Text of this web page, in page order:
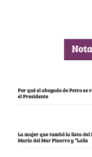
Por qué el abogado de Petro
el Presidente
La mujer que tumbó la lista del
María del Mar Pizarro y “Lalis